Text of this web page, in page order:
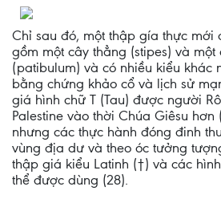
Chỉ sau đó, một thập gía thực mới
gồm một cây thẳng (stipes) và một
(patibulum) và có nhiều kiểu khác
bằng chứng khảo cổ và lịch sử
giá hình chữ T (Tau) được người
Palestine vào thời Chúa Giêsu hơn
nhưng các thực hành đóng đinh
vùng địa dư và theo óc tưởng
thập giá kiểu Latinh (†) và các
thể được dùng (28).